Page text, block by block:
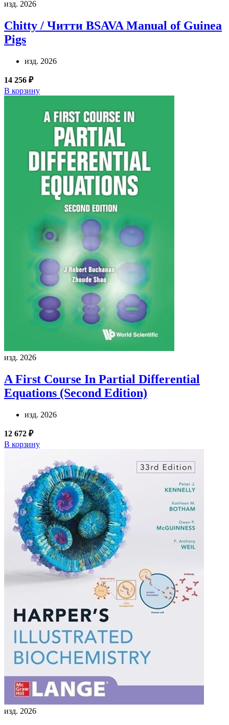
изд. 2026
Chitty / Читти BSAVA Manual of Guinea
Pigs
изд. 2026
14 256 ₽
В корзину
изд. 2026
A First Course In Partial Differential
Equations (Second Edition)
изд. 2026
12 672 ₽
В корзину
изд. 2026